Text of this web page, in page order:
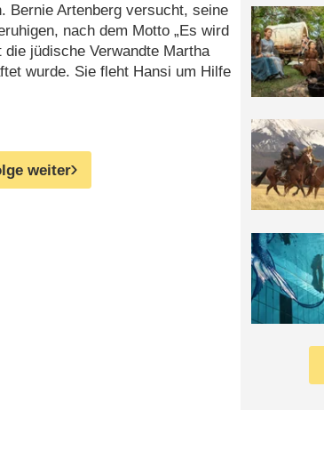
Bernie Artenberg versucht, seine
nach dem Motto „Es wird
jüdische Verwandte Martha
wurde. Sie fleht Hansi um Hilfe
weiter